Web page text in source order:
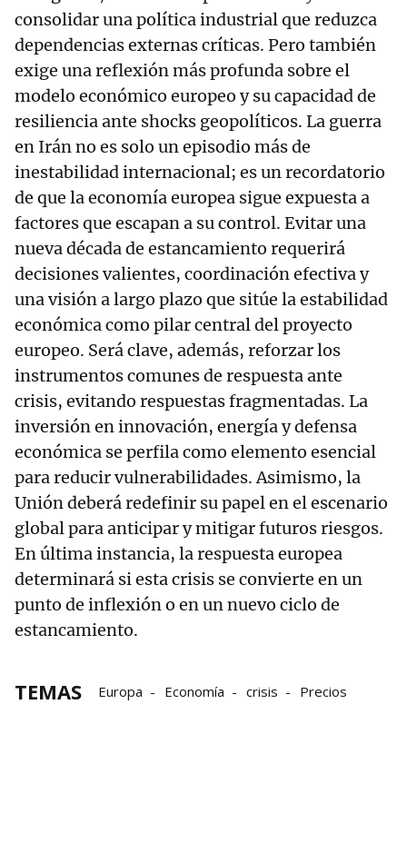
consolidar una política industrial que reduzca
dependencias externas críticas. Pero también
exige una reflexión más profunda sobre el
modelo económico europeo y su capacidad de
resiliencia ante shocks geopolíticos. La guerra
en Irán no es solo un episodio más de
inestabilidad internacional; es un recordatorio
de que la economía europea sigue expuesta a
factores que escapan a su control. Evitar una
nueva década de estancamiento requerirá
decisiones valientes, coordinación efectiva y
una visión a largo plazo que sitúe la estabilidad
económica como pilar central del proyecto
europeo. Será clave, además, reforzar los
instrumentos comunes de respuesta ante
crisis, evitando respuestas fragmentadas. La
inversión en innovación, energía y defensa
económica se perfila como elemento esencial
para reducir vulnerabilidades. Asimismo, la
Unión deberá redefinir su papel en el escenario
global para anticipar y mitigar futuros riesgos.
En última instancia, la respuesta europea
determinará si esta crisis se convierte en un
punto de inflexión o en un nuevo ciclo de
estancamiento.
TEMAS Europa Economía crisis Precios